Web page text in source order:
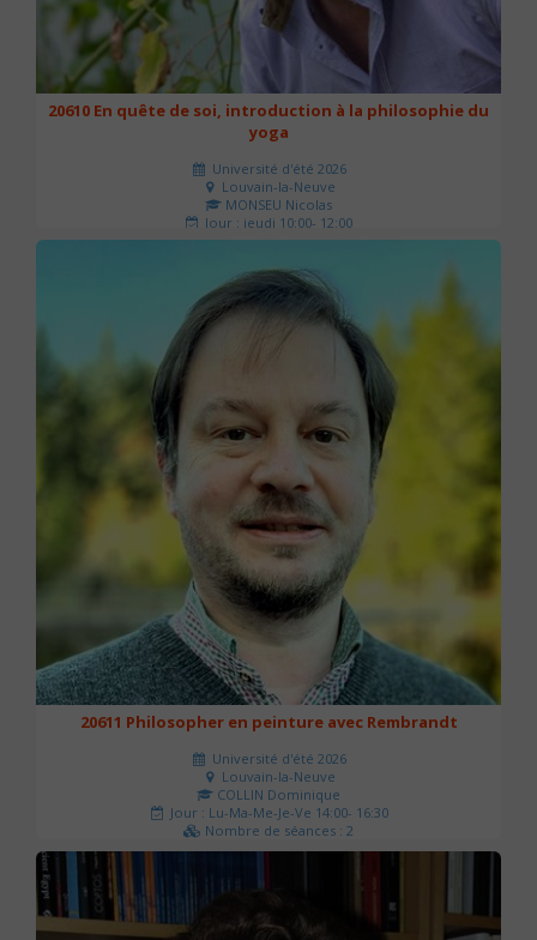
20610 En quête de soi, introduction à la philosophie du
yoga
Université d'été 2026
Louvain-la-Neuve
MONSEU Nicolas
Jour : jeudi 10:00- 12:00
Nombre de séances : 1
20611 Philosopher en peinture avec Rembrandt
Université d'été 2026
Louvain-la-Neuve
COLLIN Dominique
Jour : Lu-Ma-Me-Je-Ve 14:00- 16:30
Nombre de séances : 2
51 €